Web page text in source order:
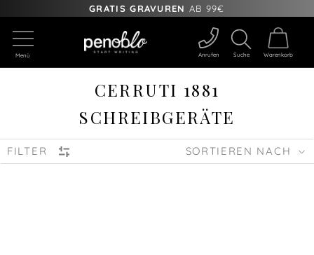
GRATIS GRAVUREN AB 99€
Menü Anrufen Suche Warenkorb
CERRUTI 1881
SCHREIBGERÄTE
SORTIEREN NACH
FILTER